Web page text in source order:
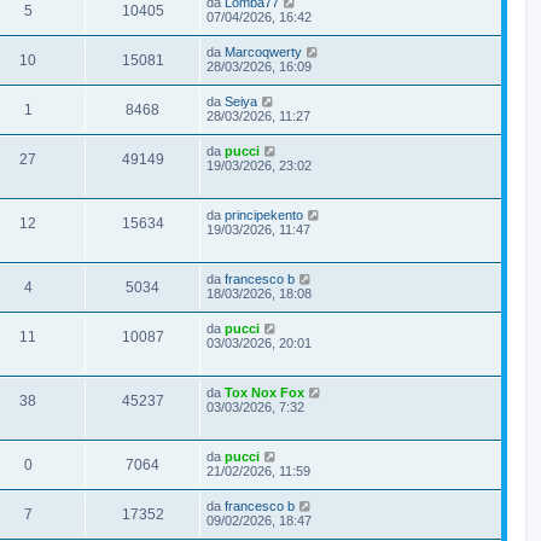
5 10405
07/04/2026, 16:42
10 15081 da Marcoqwerty
28/03/2026, 16:09
1 8468 da Seiya
28/03/2026, 11:27
27 49149 da pucci
19/03/2026, 23:02
12 15634 da principekento
19/03/2026, 11:47
4 5034 da francesco b
18/03/2026, 18:08
11 10087 da pucci
03/03/2026, 20:01
38 45237 da Tox Nox Fox
03/03/2026, 7:32
0 7064 da pucci
21/02/2026, 11:59
7 17352 da francesco b
09/02/2026, 18:47